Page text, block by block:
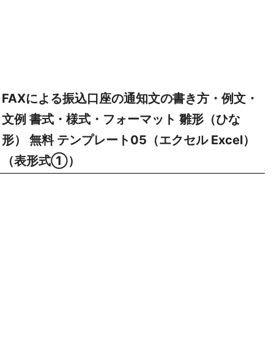
FAXによる振込口座の通知文の書き方・例文・
文例 書式・様式・フォーマット 雛形（ひな
形） 無料 テンプレート05（エクセル Excel）
（表形式①）